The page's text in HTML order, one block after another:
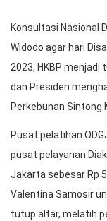
Konsultasi Nasional
Widodo agar hari
2023, HKBP
dan Presiden
Perkebunan Sintong
Pusat pelatihan
pusat pelayanan
Jakarta sebesar Rp
Valentina Samosir
tutup altar, melatih